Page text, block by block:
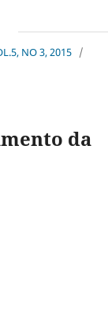
NO 3, 2015 /
da